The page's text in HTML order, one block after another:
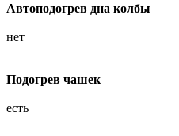
Автоподогрев дна колбы
нет
Подогрев чашек
есть